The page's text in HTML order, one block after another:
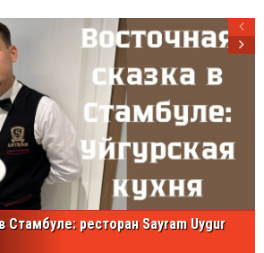
Стамбуле: ресторан Sayram Uygur